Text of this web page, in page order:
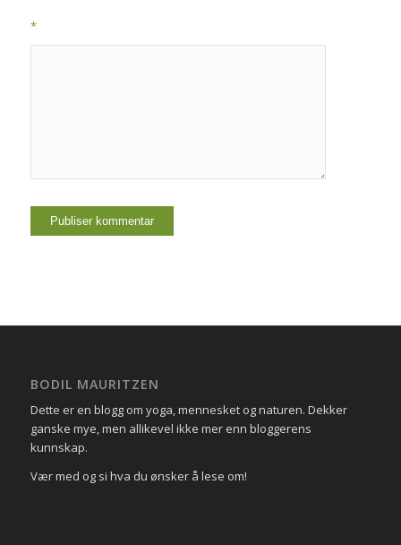
*
BODIL MAURITZEN
Dette er en blogg om yoga, mennesket og naturen. Dekker
ganske mye, men allikevel ikke mer enn bloggerens
kunnskap.
Vær med og si hva du ønsker å lese om!